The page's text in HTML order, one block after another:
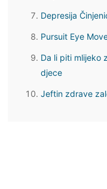
Depresija
Pursuit Eye
Da li piti mlijeko
djece
Jeftin zdrave